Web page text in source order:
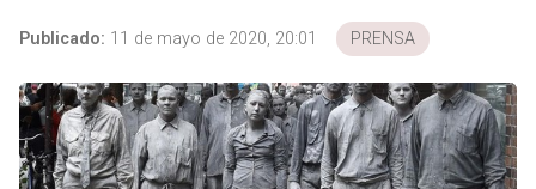
Publicado: 11 de mayo de 2020, 20:01 PRENSA